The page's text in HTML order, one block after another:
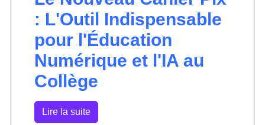
: L'Outil Indispensable
pour l'Éducation
Numérique et l'IA au
Collège
Lire la suite